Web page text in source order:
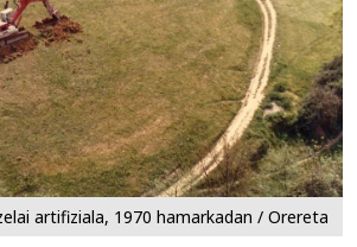
artifiziala, 1970 hamarkadan / Orereta